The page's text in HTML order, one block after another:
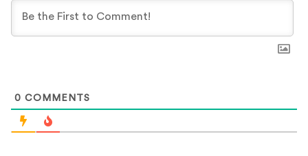
0 COMMENTS